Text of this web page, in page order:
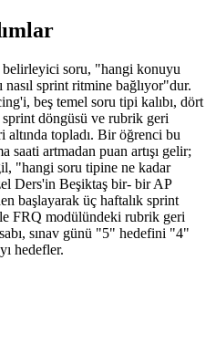
belirleyici soru, "hangi konuyu
nasıl sprint ritmine bağlıyor"dur.
beş temel soru tipi kalıbı, dört
sprint döngüsü ve rubrik geri
topladı. Bir öğrenci bu
saati artmadan puan artışı gelir;
"hangi soru tipine ne kadar
Ders'in Beşiktaş bir- bir AP
başlayarak üç haftalık sprint
FRQ modülündeki rubrik geri
sınav günü "5" hedefini "4"
hedefler.